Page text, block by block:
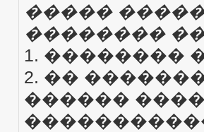
�����
��������
1. ��������
2. ��
������